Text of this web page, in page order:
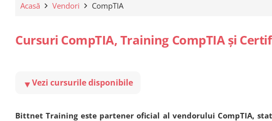
Acasă Vendori CompTIA
Cursuri CompTIA, Training CompTIA și
▼Vezi cursurile disponibile
Bittnet Training este partener oficial al vendorului CompTIA,